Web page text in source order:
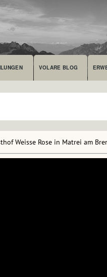
VOLARE BLOG
Weisse Rose in Matrei am